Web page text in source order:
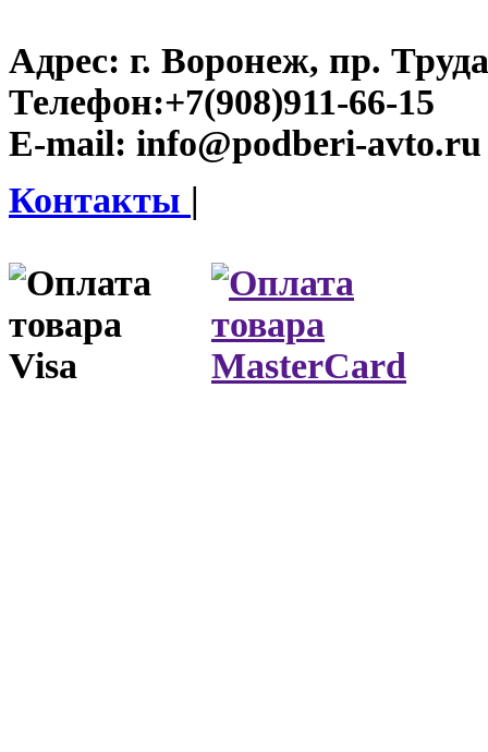
Адрес: г. Воронеж, пр.
Телефон:+7(908)911-66-15
E-mail: info@podberi-avto.ru
Контакты |